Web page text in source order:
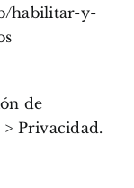
habilitar-y-
de
> Privacidad.